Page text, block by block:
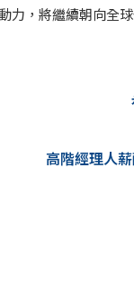
力，將繼續朝向全球
高階經理人